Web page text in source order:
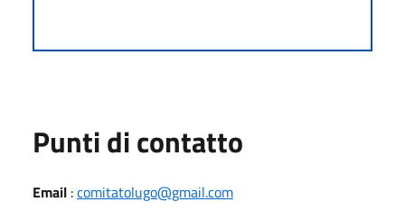
Punti di contatto
Email :comitatolugo@gmail.com